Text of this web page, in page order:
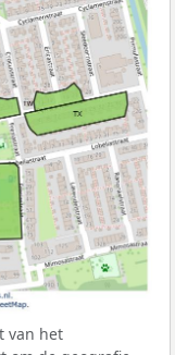
van het